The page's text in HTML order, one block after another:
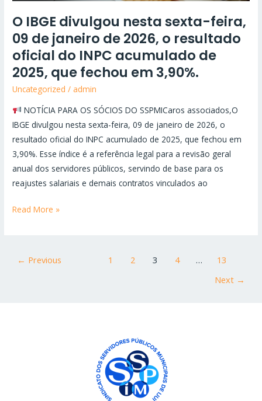
O IBGE divulgou nesta sexta-feira,
09 de janeiro de 2026, o resultado
oficial do INPC acumulado de
2025, que fechou em 3,90%.
Uncategorized / admin
NOTÍCIA PARA OS SÓCIOS DO SSPMICaros associados,O
IBGE divulgou nesta sexta-feira, 09 de janeiro de 2026, o
resultado oficial do INPC acumulado de 2025, que fechou em
3,90%. Esse índice é a referência legal para a revisão geral
anual dos servidores públicos, servindo de base para os
reajustes salariais e demais contratos vinculados ao
fechou
em
3,90%.
Read More »
← Previous 1 2 3 4 …
13
Next →